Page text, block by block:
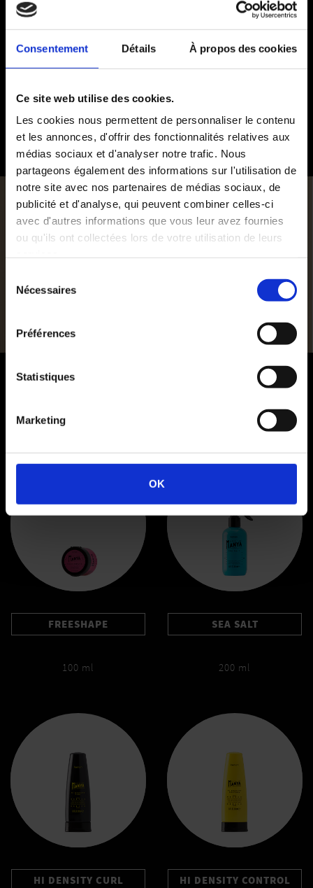
Consentement Détails À propos des cookies
Ce site web utilise des cookies.
Les cookies nous permettent de personnaliser le contenu
et les annonces, d'offrir des fonctionnalités relatives aux
médias sociaux et d'analyser notre trafic. Nous
partageons également des informations sur l'utilisation de
notre site avec nos partenaires de médias sociaux, de
publicité et d'analyse, qui peuvent combiner celles-ci
avec d'autres informations que vous leur avez fournies
ou qu'ils ont collectées lors de votre utilisation de leurs
Nécessaires
Préférences
Statistiques
Marketing
OK
Produits Connexes
FREESHAPE
100 ml
SEA SALT
200 ml
HI DENSITY CURL HI DENSITY CONTROL